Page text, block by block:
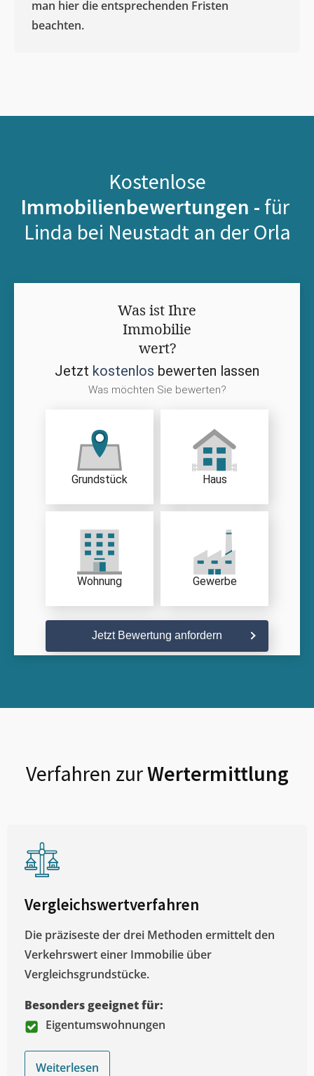
man hier die entsprechenden Fristen
beachten.
Kostenlose
Immobilienbewertungen - für
Linda bei Neustadt an der Orla
Was ist Ihre
Immobilie
wert?
Jetzt kostenlos bewerten lassen
Was möchten Sie bewerten?
Grundstück Haus
Wohnung Gewerbe
Jetzt Bewertung anfordern
Verfahren zurWertermittlung
Vergleichswertverfahren
Die präziseste der drei Methoden ermittelt den
Verkehrswert einer Immobilie über
Vergleichsgrundstücke.
Besonders geeignet für:
Eigentumswohnungen
Weiterlesen